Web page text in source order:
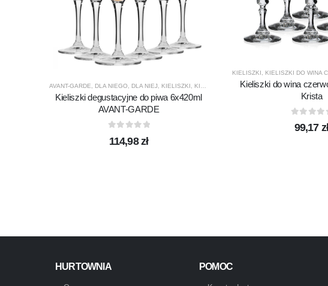
AVANT-GARDE, DLA NIEGO, DLA NIEJ, KIELISZKI, KIELISZKI DO PIWA ,KROSNO GLASS,
Kieliszki degustacyjne do piwa 6x420ml
AVANT-GARDE
114,98zł
KIELISZKI KIELISZKI DO WINA
Kieliszki do wina
Krista
99,17 zł
HURTOWNIA POMOC